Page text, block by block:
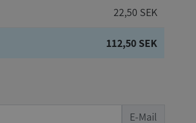
22,50 SEK
112,50 SEK
E-Mail